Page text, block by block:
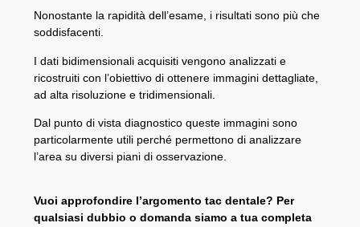
Nonostante la rapidità dell’esame, i risultati sono più che
soddisfacenti.
I dati bidimensionali acquisiti vengono analizzati e
ricostruiti con l’obiettivo di ottenere immagini dettagliate,
ad alta risoluzione e tridimensionali.
Dal punto di vista diagnostico queste immagini sono
particolarmente utili perché permettono di analizzare
l’area su diversi piani di osservazione.
Vuoi approfondire l’argomento tac dentale? Per
qualsiasi dubbio o domanda siamo a tua completa